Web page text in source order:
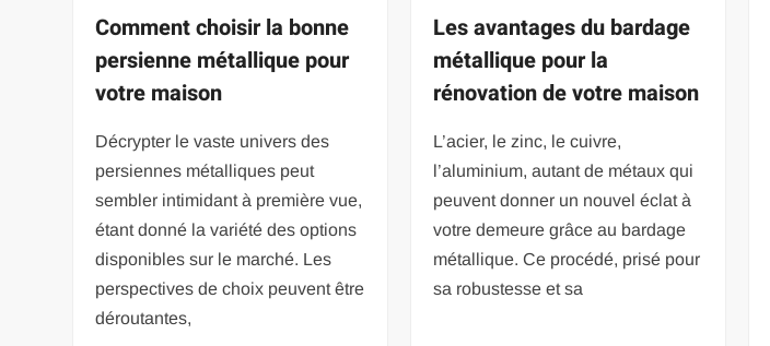
Comment choisir la bonne
persienne métallique pour
votre maison
Décrypter le vaste univers des
persiennes métalliques peut
sembler intimidant à première vue,
étant donné la variété des options
disponibles sur le marché. Les
perspectives de choix peuvent être
déroutantes,
Les avantages du bardage
métallique pour la
rénovation de votre maison
L’acier, le zinc, le cuivre,
l’aluminium, autant de métaux qui
peuvent donner un nouvel éclat à
votre demeure grâce au bardage
métallique. Ce procédé, prisé pour
sa robustesse et sa